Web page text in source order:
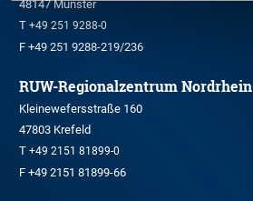
48147 Münster
T +49 251 9288-0
F +49 251 9288-219/236
RUW-Regionalzentrum Nordrhein
Kleinewefersstraße 160
47803 Krefeld
T +49 2151 81899-0
F +49 2151 81899-66